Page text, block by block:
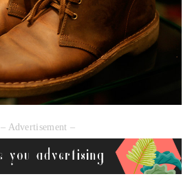
– Advertisement –